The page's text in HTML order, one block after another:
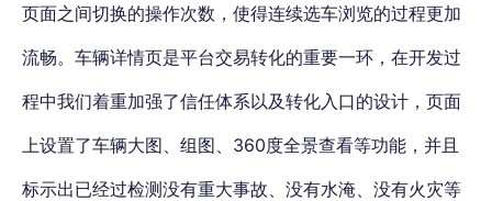
页面之间切换的操作次数，使得连续选车浏览的过程更加
流畅。车辆详情页是平台交易转化的重要一环，在开发过
程中我们着重加强了信任体系以及转化入口的设计，页面
上设置了车辆大图、组图、360度全景查看等功能，并且
标示出已经过检测没有重大事故、没有水淹、没有火灾等